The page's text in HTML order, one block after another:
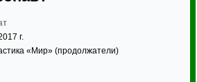
г.
«Мир» (продолжатели)